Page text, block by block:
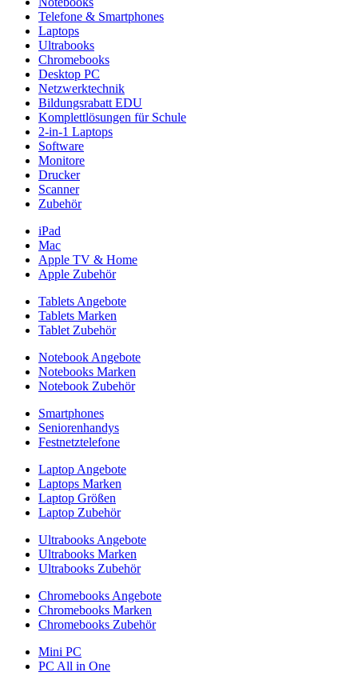
Telefone & Smartphones
Laptops
Ultrabooks
Chromebooks
Desktop PC
Netzwerktechnik
Bildungsrabatt EDU
Komplettlösungen für Schule
2-in-1 Laptops
Software
Monitore
Drucker
Scanner
Zubehör
iPad
Mac
Apple TV & Home
Apple Zubehör
Tablets Angebote
Tablets Marken
Tablet Zubehör
Notebook Angebote
Notebooks Marken
Notebook Zubehör
Smartphones
Seniorenhandys
Festnetztelefone
Laptop Angebote
Laptops Marken
Laptop Größen
Laptop Zubehör
Ultrabooks Angebote
Ultrabooks Marken
Ultrabooks Zubehör
Chromebooks Angebote
Chromebooks Marken
Chromebooks Zubehör
Mini PC
PC All in One